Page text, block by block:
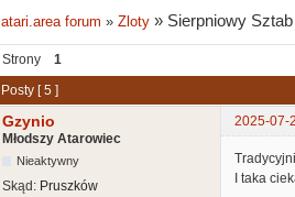
atari.area forum »Zloty » Sierpniowy
Strony 1
Posty [ 5 ]
Gzynio 2025-07-
Młodszy Atarowiec
Nieaktywny
Skąd: Pruszków
I taka